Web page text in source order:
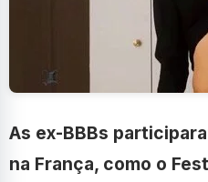
As ex-BBBs
na França, como o